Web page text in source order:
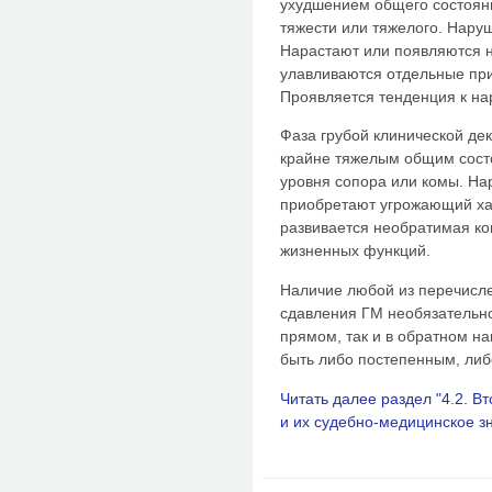
ухудшением общего
тяжести или тяжелого.
Нарастают или появляются
улавливаются отдельные
Проявляется тенденция к
Фаза грубой клинической
крайне тяжелым общим
уровня сопора или комы.
приобретают угрожающий
развивается необратимая
жизненных функций.
Наличие любой из
сдавления ГМ
прямом, так и в обратном
быть либо постепенным,
Читать далее раздел "4.2.
и их судебно-медицинское